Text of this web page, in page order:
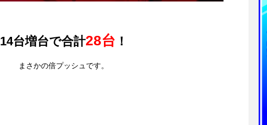
14台増台で合計28台 ！
まさかの倍プッシュです。